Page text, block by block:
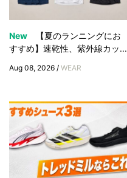
New
【夏のランニングにお
すすめ】速乾性、紫外線カッ...
Aug 08, 2026 / WEAR